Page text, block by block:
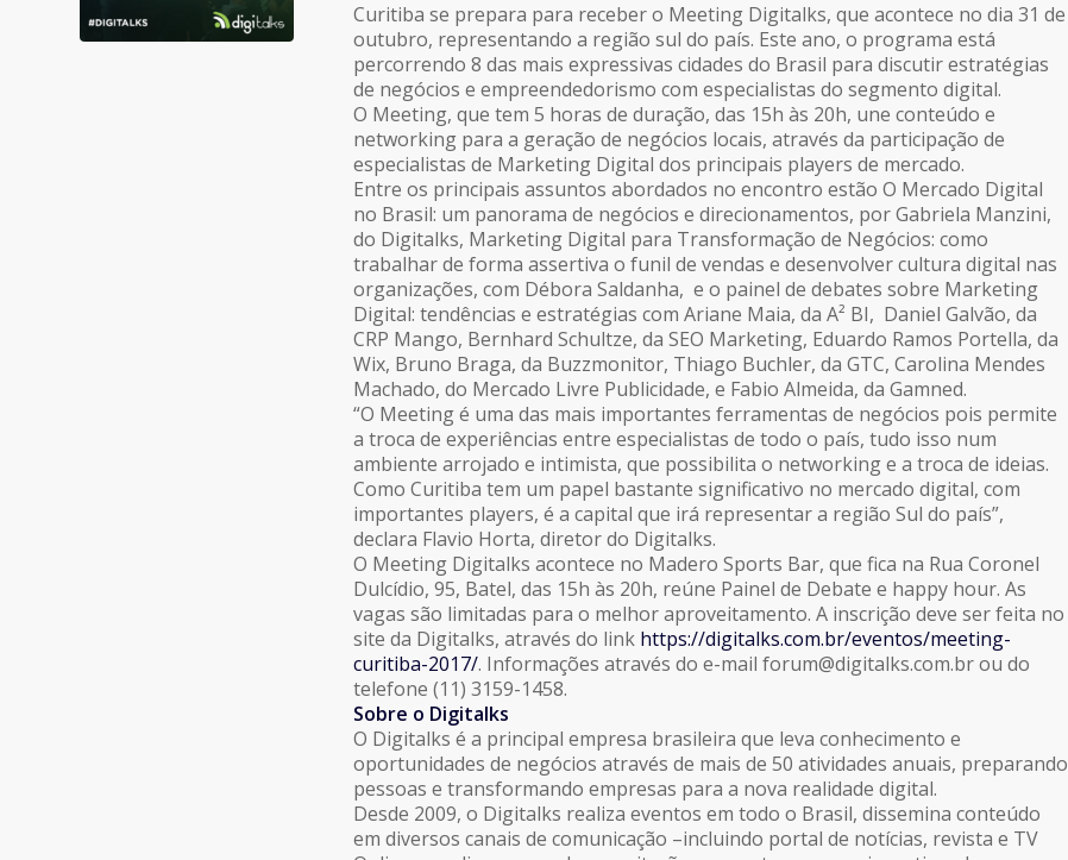
Curitiba se prepara para receber o Meeting Digitalks, que acontece no dia 31 de
outubro, representando a região sul do país. Este ano, o programa está
percorrendo 8 das mais expressivas cidades do Brasil para discutir estratégias
de negócios e empreendedorismo com especialistas do segmento digital.
O Meeting, que tem 5 horas de duração, das 15h às 20h, une conteúdo e
networking para a geração de negócios locais, através da participação de
especialistas de Marketing Digital dos principais players de mercado.
Entre os principais assuntos abordados no encontro estão O Mercado Digital
no Brasil: um panorama de negócios e direcionamentos, por Gabriela Manzini,
do Digitalks, Marketing Digital para Transformação de Negócios: como
trabalhar de forma assertiva o funil de vendas e desenvolver cultura digital nas
organizações, com Débora Saldanha, e o painel de debates sobre Marketing
Digital: tendências e estratégias com Ariane Maia, da A² BI, Daniel Galvão, da
CRP Mango, Bernhard Schultze, da SEO Marketing, Eduardo Ramos Portella, da
Wix, Bruno Braga, da Buzzmonitor, Thiago Buchler, da GTC, Carolina Mendes
Machado, do Mercado Livre Publicidade, e Fabio Almeida, da Gamned.
“O Meeting é uma das mais importantes ferramentas de negócios pois permite
a troca de experiências entre especialistas de todo o país, tudo isso num
ambiente arrojado e intimista, que possibilita o networking e a troca de ideias.
Como Curitiba tem um papel bastante significativo no mercado digital, com
importantes players, é a capital que irá representar a região Sul do país”,
declara Flavio Horta, diretor do Digitalks.
O Meeting Digitalks acontece no Madero Sports Bar, que fica na Rua Coronel
Dulcídio, 95, Batel, das 15h às 20h, reúne Painel de Debate e happy hour. As
vagas são limitadas para o melhor aproveitamento. A inscrição deve ser feita no
site da Digitalks, através do link https://digitalks.com.br/eventos/meeting-
curitiba-2017/. Informações através do e-mail forum@digitalks.com.br ou do
telefone (11) 3159-1458.
Sobre o Digitalks
O Digitalks é a principal empresa brasileira que leva conhecimento e
oportunidades de negócios através de mais de 50 atividades anuais, preparando
pessoas e transformando empresas para a nova realidade digital.
Desde 2009, o Digitalks realiza eventos em todo o Brasil, dissemina conteúdo
em diversos canais de comunicação –incluindo portal de notícias, revista e TV